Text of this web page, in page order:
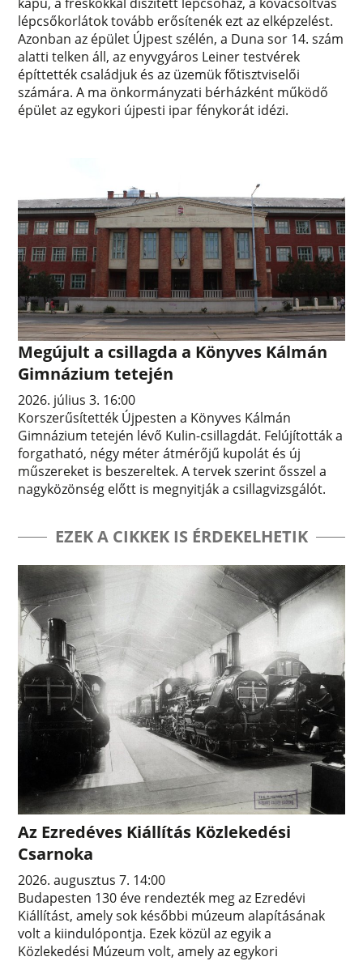
lépcsőkorlátok tovább erősítenék ezt az elképzelést.
Azonban az épület Újpest szélén, a Duna sor 14. szám
alatti telken áll, az enyvgyáros Leiner testvérek
építtették családjuk és az üzemük főtisztviselői
számára. A ma önkormányzati bérházként működő
épület az egykori újpesti ipar fénykorát idézi.
Megújult a csillagda a Könyves Kálmán
Gimnázium tetején
2026. július 3. 16:00
Korszerűsítették Újpesten a Könyves Kálmán
Gimnázium tetején lévő Kulin-csillagdát. Felújították a
forgatható, négy méter átmérőjű kupolát és új
műszereket is beszereltek. A tervek szerint ősszel a
nagyközönség előtt is megnyitják a csillagvizsgálót.
EZEK A CIKKEK IS ÉRDEKELHETIK
Az Ezredéves Kiállítás Közlekedési
Csarnoka
2026. augusztus 7. 14:00
Budapesten 130 éve rendezték meg az Ezredévi
Kiállítást, amely sok későbbi múzeum alapításának
volt a kiindulópontja. Ezek közül az egyik a
Közlekedési Múzeum volt, amely az egykori